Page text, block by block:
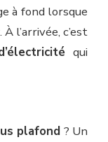
à fond lorsque
l’arrivée, c’est
qui
plafond ? Un